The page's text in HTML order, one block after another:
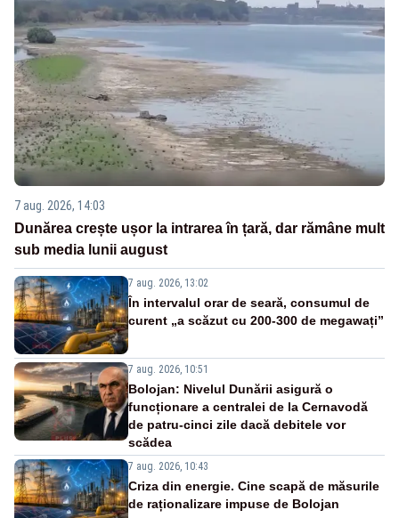
7 aug. 2026, 14:03
Dunărea crește ușor la intrarea în țară, dar rămâne mult
sub media lunii august
7 aug. 2026, 13:02
În intervalul orar de seară, consumul de
curent „a scăzut cu 200-300 de megawați”
7 aug. 2026, 10:51
Bolojan: Nivelul Dunării asigură o
funcționare a centralei de la Cernavodă
de patru-cinci zile dacă debitele vor
scădea
7 aug. 2026, 10:43
Criza din energie. Cine scapă de măsurile
de raționalizare impuse de Bolojan